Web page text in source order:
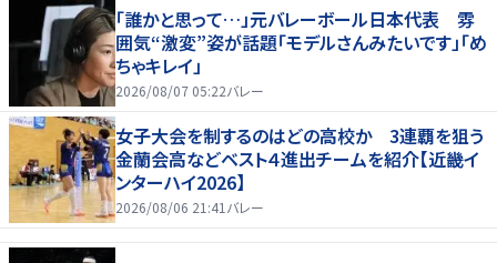
「誰かと思って…」元バレーボール日本代表 雰
囲気“激変”姿が話題「モデルさんみたいです」「め
ちゃキレイ」
2026/08/07 05:22バレー
女子大会を制するのはどの高校か 3連覇を狙う
金蘭会高などベスト４進出チームを紹介【近畿イ
ンターハイ2026】
2026/08/06 21:41 バレー